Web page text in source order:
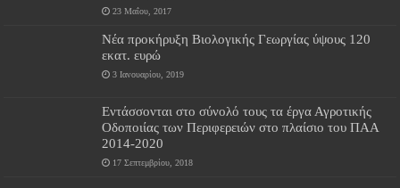
23 Μαΐου, 2017
Νέα προκήρυξη Βιολογικής Γεωργίας ύψους 120
εκατ. ευρώ
3 Ιανουαρίου, 2019
Εντάσσονται στο σύνολό τους τα έργα Αγροτικής
Οδοποιίας των Περιφερειών στο πλαίσιο του ΠΑΑ
2014-2020
17 Σεπτεμβρίου, 2018